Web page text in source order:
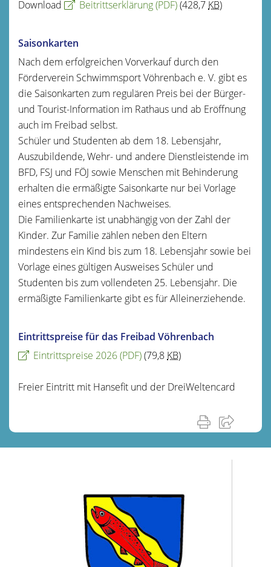
Download Beitrittserklärung(PDF)(428,7 KB)
Saisonkarten
Nach dem erfolgreichen Vorverkauf durch den
Förderverein Schwimmsport Vöhrenbach e. V. gibt es
die Saisonkarten zum regulären Preis bei der Bürger-
und Tourist-Information im Rathaus und ab Eröffnung
auch im Freibad selbst.
Schüler und Studenten ab dem 18. Lebensjahr,
Auszubildende, Wehr- und andere Dienstleistende im
BFD, FSJ und FÖJ sowie Menschen mit Behinderung
erhalten die ermäßigte Saisonkarte nur bei Vorlage
eines entsprechenden Nachweises.
Die Familienkarte ist unabhängig von der Zahl der
Kinder. Zur Familie zählen neben den Eltern
mindestens ein Kind bis zum 18. Lebensjahr sowie bei
Vorlage eines gültigen Ausweises Schüler und
Studenten bis zum vollendeten 25. Lebensjahr. Die
ermäßigte Familienkarte gibt es für Alleinerziehende.
Eintrittspreise für das Freibad Vöhrenbach
Eintrittspreise 2026(PDF)(79,8 KB)
Freier Eintritt mit Hansefit und der DreiWeltencard